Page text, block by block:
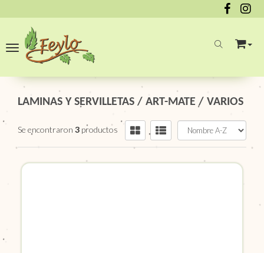
Toggle navigation
LAMINAS Y SERVILLETAS / ART-MATE / VARIOS
Se encontraron 3 productos